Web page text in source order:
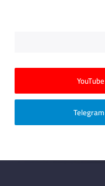
YouTube
Telegram